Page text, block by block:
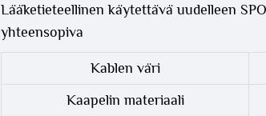
Lääketieteellinen käytettävä uudelleen
yhteensopiva
Kablen väri
Kaapelin materiaali